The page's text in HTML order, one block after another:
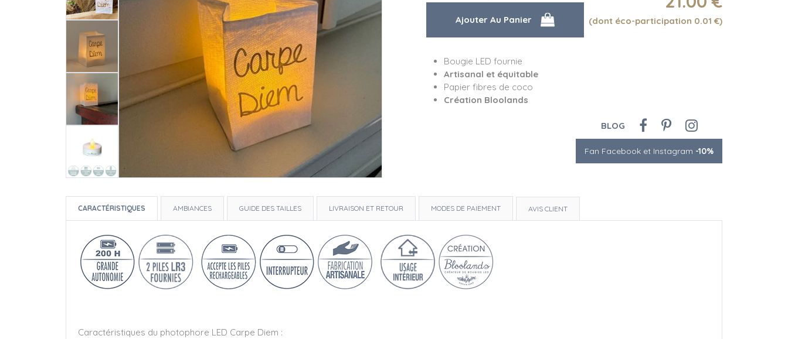
(dont éco-participation 0.01 €)
Bougie LED fournie
Artisanal et équitable
Papier fibres de coco
Création Bloolands
BLOG
Fan Facebook et Instagram -10%
CARACTÉRISTIQUES AMBIANCES GUIDE DES TAILLES LIVRAISON ET RETOUR MODES DE PAIEMENT AVIS CLIENT
Caractéristiques du photophore LED Carpe Diem :